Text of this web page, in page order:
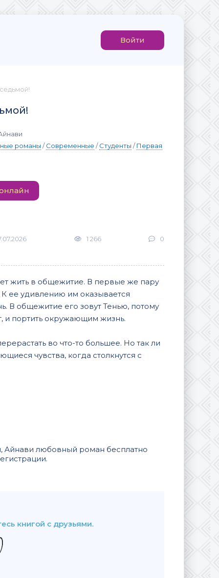
Войти
романы /Современные /Студенты /Первая
1 266 0
жить в общежитие. В первые же пару
ее удивлению им оказывается
В общежитие его зовут Тенью, потому
и портить окружающим жизнь.
во что-то большее. Но так ли
чувства, когда столкнутся с
Айнави любовный роман бесплатно
книгой с друзьями.